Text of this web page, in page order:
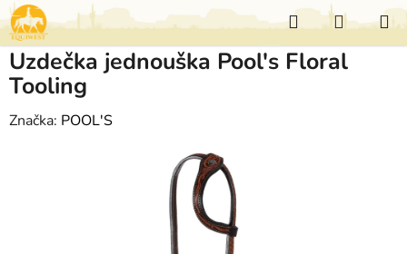
Přejít
na
obsah
Hledat
KOŠÍK
Uzdečka jednouška Pool's Floral
Tooling
Značka: POOL'S